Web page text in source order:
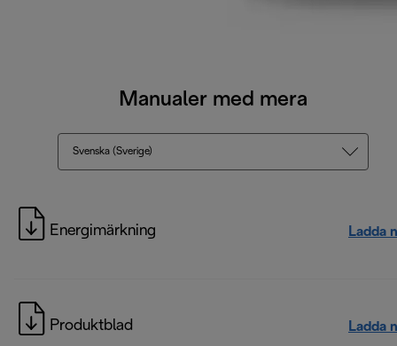
Manualer med mera
Svenska (Sverige)
Energimärkning Ladda
Produktblad Ladda